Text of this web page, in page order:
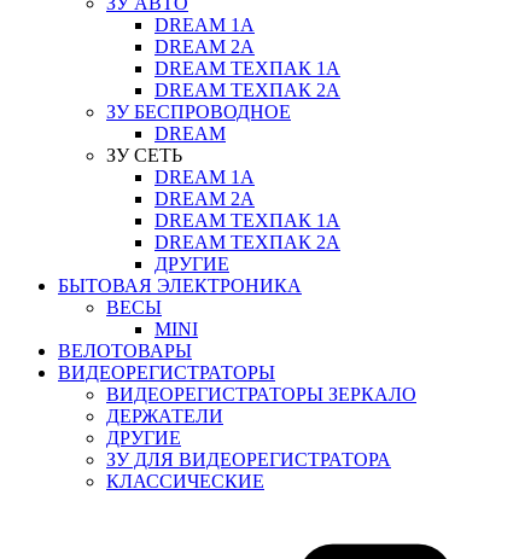
DREAM 1A
DREAM 2A
DREAM ТЕХПАК 1A
DREAM ТЕХПАК 2A
ЗУ БЕСПРОВОДНОЕ
DREAM
ЗУ СЕТЬ
DREAM 1A
DREAM 2A
DREAM ТЕХПАК 1A
DREAM ТЕХПАК 2A
ДРУГИЕ
БЫТОВАЯ ЭЛЕКТРОНИКА
ВЕСЫ
MINI
ВЕЛОТОВАРЫ
ВИДЕОРЕГИСТРАТОРЫ
ВИДЕОРЕГИСТРАТОРЫ ЗЕРКАЛО
ДЕРЖАТЕЛИ
ДРУГИЕ
ЗУ ДЛЯ ВИДЕОРЕГИСТРАТОРА
КЛАССИЧЕСКИЕ